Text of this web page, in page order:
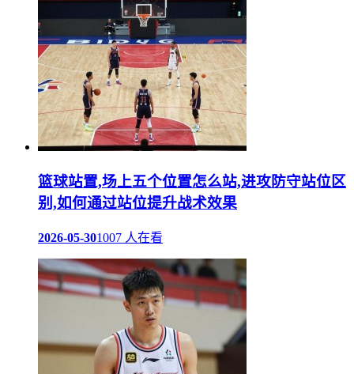
篮球站置,场上五个位置怎么站,进攻防守站位区
别,如何通过站位提升战术效果
2026-05-301007 人在看